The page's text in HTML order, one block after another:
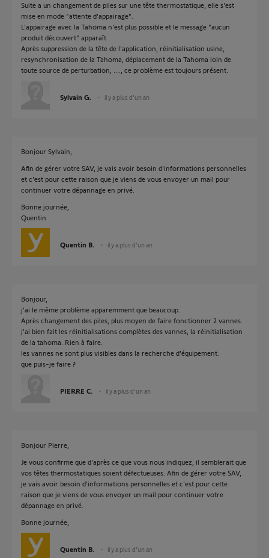
Suite a un changement de piles sur une tête thermostatique, elle s'est
mise en mode "attente d'appairage".
L'appairage avec la Tahoma n'est plus possible et le message "aucun
produit découvert" apparaît .
Après suppression de la tête de l'application, réinitialisation usine,
resynchronisation de la Tahoma, déplacement de la Tahoma loin de
toute source de perturbation, ...., ce problème est toujours présent.
Sylvain G. il y a plus d'un an
Bonjour Sylvain,
Afin de gérer votre SAV, je vais avoir besoin d'informations personnelles
et c'est pour cette raison que je viens de vous envoyer un mail pour
continuer votre dépannage en privé.
Bonne journée,
Quentin
Quentin B. il y a plus d'un an
Bonjour,
j'ai le même problème apparemment que beaucoup.
Après changement des piles, plus moyen de faire fonctionner 2 vannes.
j'ai bien fait les réinitialisations complètes des vannes, la réinitialisation
de la tahoma. Rien à faire.
les vannes ne sont plus visibles dans la recherche d'équipement.
que puis-je faire ?
PIERRE C. il y a plus d'un an
Bonjour Pierre,
Je vous confirme que d'après ce que vous nous indiquez, il semblerait que
vos têtes thermostatiques soient défectueuses. Afin de gérer votre SAV,
je vais avoir besoin d'informations personnelles et c'est pour cette
raison que je viens de vous envoyer un mail pour continuer votre
dépannage en privé.
Bonne journée,
Quentin B. il y a plus d'un an